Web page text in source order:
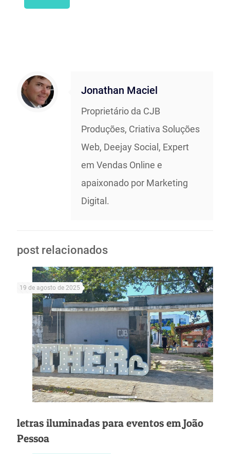
Jonathan Maciel
Proprietário da CJB
Produções, Criativa Soluções
Web, Deejay Social, Expert
em Vendas Online e
apaixonado por Marketing
Digital.
post relacionados
19 de agosto de 2025
letras iluminadas para eventos em João
Pessoa